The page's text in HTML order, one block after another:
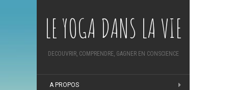
LE YOGA DANS LA VIE
DECOUVRIR, COMPRENDRE, GAGNER EN CONSCIENCE
A PROPOS